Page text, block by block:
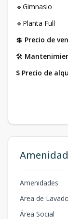
🔹Gimnasio
🔹Planta Full
💲 Precio de
🛠
$ Precio de
Amenidades
Area de Lavado
Área Social